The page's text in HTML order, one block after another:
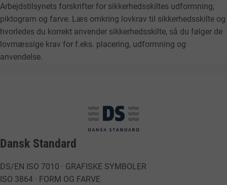
Arbejdstilsynets forskrifter for sikkerhedsskiltes udformning,
piktogram og farve. Læs omkring lovkrav til sikkerhedsskilte og
hvorledes du korrekt anvender sikkerhedsskilte, så du følger de
lovmæssige krav for f.eks. placering, udformning og
anvendelse.
Dansk Standard
DS/EN ISO 7010 · GRAFISKE SYMBOLER
ISO 3864 · FORM OG FARVE